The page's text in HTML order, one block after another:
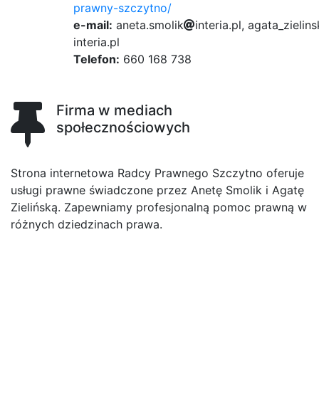
prawny-szczytno/
e-mail: aneta.f
smo9d8
lik int8be
eria.pl3c
, agatf31
a zief
lins
int0b3
er8
ia.pl
Telefon: 660 168 738
Firma w mediach
społecznościowych
Strona internetowa Radcy Prawnego Szczytno oferuje
usługi prawne świadczone przez Anetę Smolik i Agatę
Zielińską. Zapewniamy profesjonalną pomoc prawną w
różnych dziedzinach prawa.